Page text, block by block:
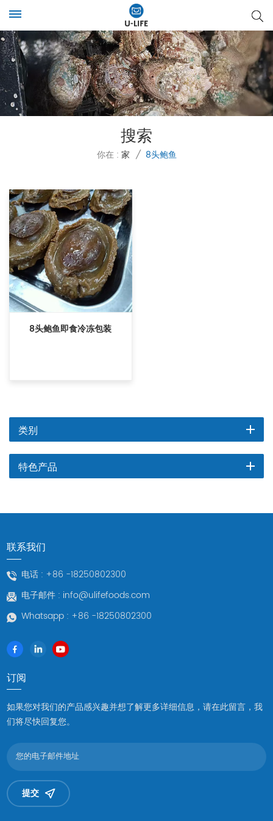
搜索
你在 : 家 / 8头鲍鱼
8头鲍鱼即食冷冻包装
类别
特色产品
联系我们
电话 : +86 -18250802300
电子邮件 : info@ulifefoods.com
Whatsapp : +86 -18250802300
订阅
如果您对我们的产品感兴趣并想了解更多详细信息，请在此留言，我
们将尽快回复您。
提交